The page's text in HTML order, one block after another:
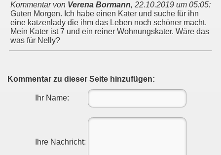
Kommentar von Verena Bormann, 22.10.2019 um 05:05:
Guten Morgen. Ich habe einen Kater und suche für ihn
eine katzenlady die ihm das Leben noch schöner macht.
Mein Kater ist 7 und ein reiner Wohnungskater. Wäre das
was für Nelly?
Kommentar zu dieser Seite hinzufügen:
Ihr Name:
Ihre Nachricht: